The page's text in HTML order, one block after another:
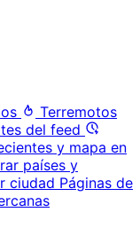
Terremotos
del feed
y mapa en
países y
ciudad Páginas de